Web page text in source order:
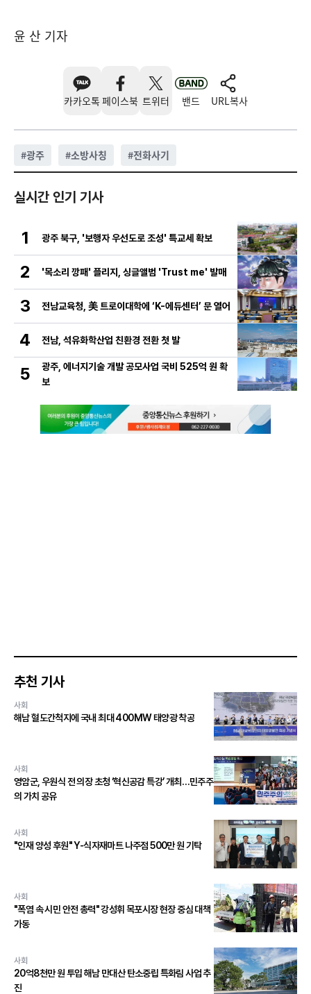
윤 산 기자
카카오톡 페이스북 트위터 밴드 URL복사
#광주 #소방사칭 #전화사기
실시간 인기 기사
1 광주 북구, '보행자 우선도로 조성' 특교세 확보
2 '목소리 깡패' 플리지, 싱글앨범 'Trust me' 발매
3 전남교육청, 美 트로이대학에 ‘K-에듀센터’ 문 열어
4 전남, 석유화학산업 친환경 전환 첫 발
5
광주, 에너지기술 개발 공모사업 국비 525억 원 확
보
추천 기사
사회
해남 혈도간척지에 국내 최대 400MW 태양광 착공
사회
영암군, 우원식 전 의장 초청 ‘혁신공감 특강’ 개최…민주주
의 가치 공유
사회
"인재 양성 후원" Y-식자재마트 나주점 500만 원 기탁
사회
"폭염 속 시민 안전 총력" 강성휘 목포시장 현장 중심 대책
가동
사회
20억8천만 원 투입 해남 만대산 탄소중립 특화림 사업 추
진